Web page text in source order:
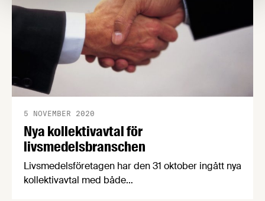
Nya kollektivavtal för
livsmedelsbranschen
5 NOVEMBER 2020
Livsmedelsföretagen har den 31 oktober ingått nya
kollektivavtal med både